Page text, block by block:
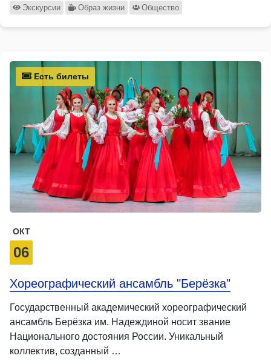
Экскурсии Образ жизни Общество
Есть билеты
ОКТ
06
Хореографический ансамбль "Берёзка"
Государственный академический хореографический
ансамбль Берёзка им. Надеждиной носит звание
Национального достояния России. Уникальный
коллектив, созданный …